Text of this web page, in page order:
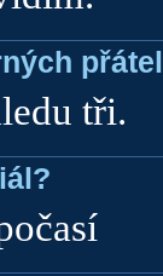
tři.